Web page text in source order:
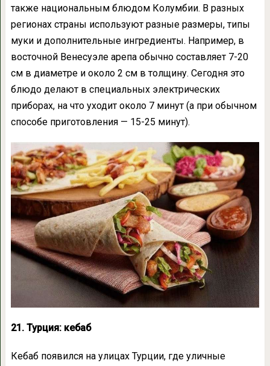
также национальным блюдом Колумбии. В разных
регионах страны используют разные размеры, типы
муки и дополнительные ингредиенты. Например, в
восточной Венесуэле арепа обычно составляет 7-20
см в диаметре и около 2 см в толщину. Сегодня это
блюдо делают в специальных электрических
приборах, на что уходит около 7 минут (а при обычном
способе приготовления — 15-25 минут).
21. Турция: кебаб
Кебаб появился на улицах Турции, где уличные